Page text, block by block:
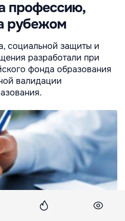
профессию,
рубежом
социальной защиты и
разработали при
фонда образования
валидации